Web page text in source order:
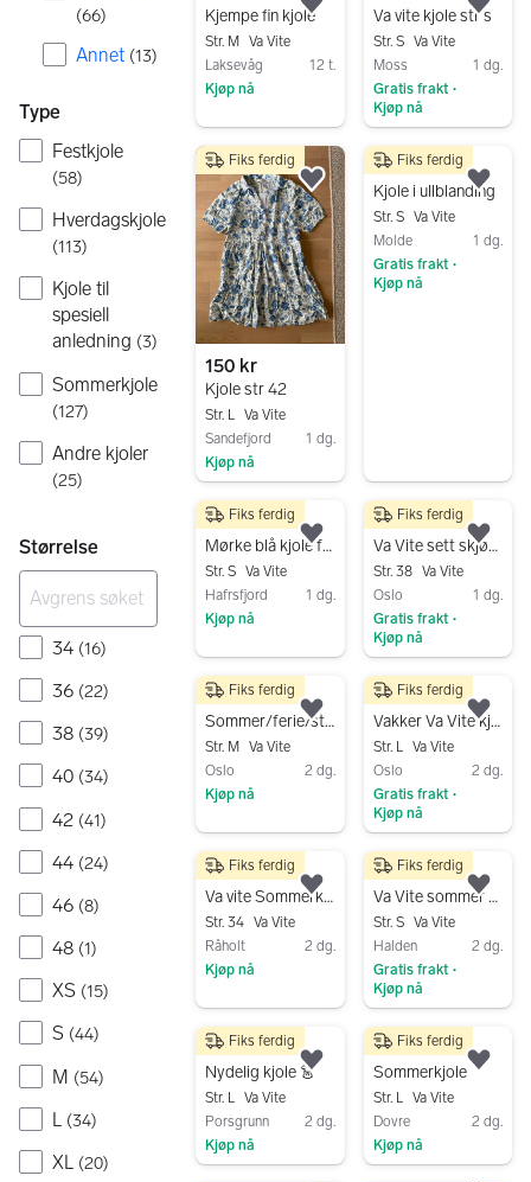
(66)
Annet (13)
Type
Festkjole
(58)
Hverdagskjole
(113)
Kjole til
spesiell
anledning (3)
Sommerkjole
(127)
Andre kjoler
(25)
Størrelse
34 (16)
36 (22)
38 (39)
40 (34)
42 (41)
44 (24)
46 (8)
48 (1)
XS (15)
S (44)
M (54)
L (34)
XL (20)
Kjempe fin kjole
Str. M
Va Vite
Laksevåg
12 t.
Kjøp nå
Legg til som favoritt.
Gå til annonsen
Va vite kjole str s
Str. S Va Vite
Moss
1 dg.
Gratis frakt •
Kjøp nå
150 kr
Kjole str 42
Str. L Va Vite
Sandefjord
1 dg.
Kjøp nå
Fiks ferdig
Legg til som favoritt.
250 kr
Kjole i ullblanding
Str. S Va Vite
Molde
1 dg.
Gratis frakt •
Kjøp nå
Fiks ferdig
150 kr
Mørke blå kjole fra Match
Str. S Va Vite
Hafrsfjord
1 dg.
Kjøp nå
Fiks ferdig
Legg til som favoritt.
Gå til annonsen
225 kr
Va Vite sett skjørt og bluse str. 38
Str. 38 Va Vite
Oslo
1 dg.
Gratis frakt •
Kjøp nå
Fiks ferdig
200 kr
Sommer/ferie/stranda kjole
Str. M
Va Vite
Oslo
2 dg.
Kjøp nå
Fiks ferdig
Legg til som favoritt.
Gå til annonsen
400 kr
Vakker Va Vite kjole 💃
Str. L Va Vite
Oslo
2 dg.
Gratis frakt •
Kjøp nå
Fiks ferdig
320 kr
Va vite Sommerkjole 🩵
Str. 34 Va Vite
Råholt
2 dg.
Kjøp nå
Fiks ferdig
Legg til som favoritt.
Gå til annonsen
100 kr
Va Vite sommer kjole str 34 (passer opptil str 38/40)
Str. S Va Vite
Halden
2 dg.
Gratis frakt •
Kjøp nå
Fiks ferdig
200 kr
Nydelig kjole 👗
Str. L Va Vite
Porsgrunn
2 dg.
Kjøp nå
Fiks ferdig
Legg til som favoritt.
350 kr
Sommerkjole
Str. L Va Vite
Dovre
2 dg.
Kjøp nå
Fiks ferdig